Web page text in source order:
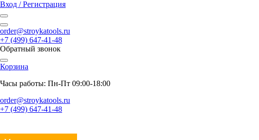
Вход / Регистрация
order@stroykatools.ru
+7 (499) 647-41-48
Обратный звонок
Корзина
Часы работы: Пн-Пт 09:00-18:00
order@stroykatools.ru
+7 (499) 647-41-48